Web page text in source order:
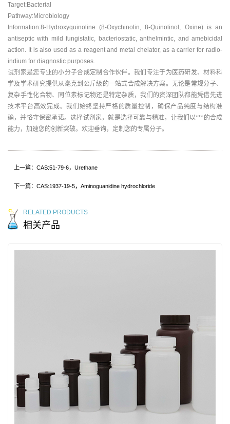
Target:Bacterial
Pathway:Microbiology
Information:8-Hydroxyquinoline (8-Oxychinolin, 8-Quinolinol, Oxine) is an
antiseptic with mild fungistatic, bacteriostatic, anthelmintic, and amebicidal
action. It is also used as a reagent and metal chelator, as a carrier for radio-
indium for diagnostic purposes.
试剂家是您专业的小分子合成定制合作伙伴。我们专注于为医药研发、材料科
学及学术研究提供从毫克到公斤级的一站式合成解决方案。无论是常规分子、
复杂手性化合物、同位素标记物还是特定杂质，我们的资深团队都能凭借先进
技术平台高效完成。我们始终坚持严格的质量控制，确保产品纯度与结构准
确，并恪守保密承诺。选择试剂家，就是选择可靠与精准，让我们以***的合成
能力，加速您的创新突破。欢迎垂询，定制您的专属分子。
上一篇：CAS:51-79-6，Urethane
下一篇：CAS:1937-19-5，Aminoguanidine hydrochloride
RELATED PRODUCTS
相关产品